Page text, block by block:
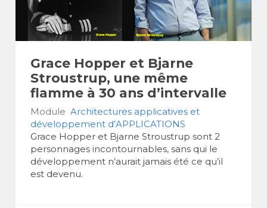
Grace Hopper et Bjarne
Stroustrup, une même
flamme à 30 ans d’intervalle
Module Architectures applicatives et
développement d’APPLICATIONS
Grace Hopper et Bjarne Stroustrup sont 2
personnages incontournables, sans qui le
développement n’aurait jamais été ce qu’il
est devenu.